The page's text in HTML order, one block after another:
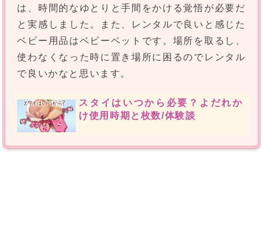
は、時間的なゆとりと手間をかける覚悟が必要だ
と実感しました。また、レンタルで良いと感じた
ベビー用品はベビーベットです。場所を取るし、
使わなくなった時に置き場所に困るのでレンタル
で良いかなと思います。
スタイはいつから必要？よだれか
け使用時期と枚数/体験談